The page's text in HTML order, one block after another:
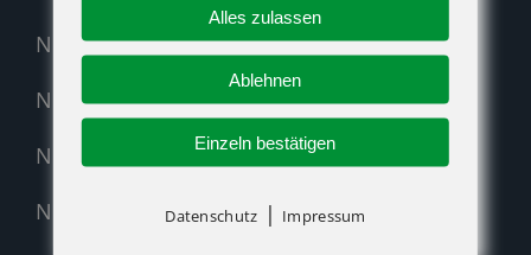
Neumaschinen Übersicht
Neumaschinen Genie
Neumaschinen Merlo
Nehmen Sie Kontakt auf!
Alles zulassen
Ablehnen
Einzeln bestätigen
Datenschutz | Impressum